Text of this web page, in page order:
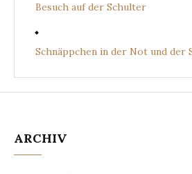
Besuch auf der Schulter
Schnäppchen in der Not und der
ARCHIV